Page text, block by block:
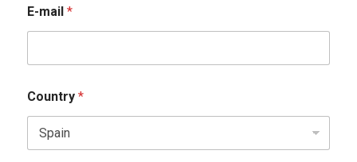
E-mail *
Country *